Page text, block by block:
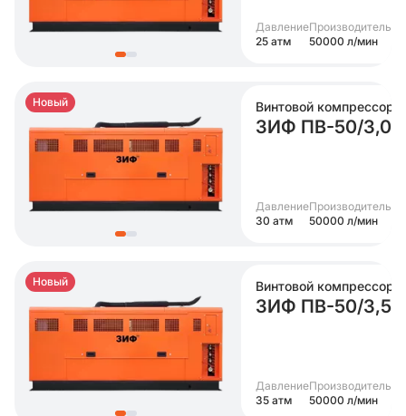
Давление
25 атм
50000 л/мин
Новый Винтовой компрессор
ЗИФ ПВ-50/3,0
Давление
30 атм
50000 л/мин
Новый Винтовой компрессор
ЗИФ ПВ-50/3,5
Давление
35 атм
50000 л/мин